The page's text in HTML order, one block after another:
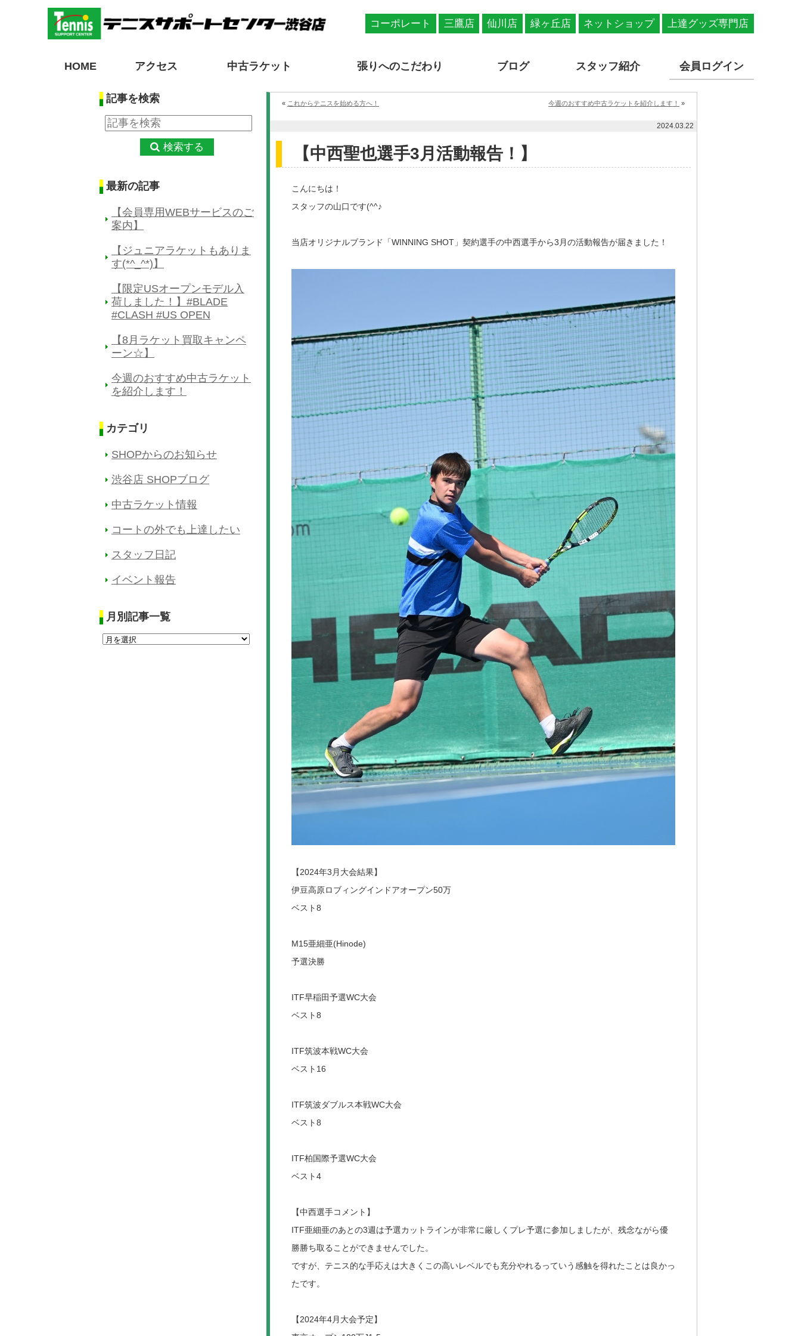
コーポレート 三鷹店 仙川店 緑ヶ丘店 ネットショップ 上達グッズ専門店
HOME アクセス 中古ラケット 張りへのこだわり ブログ スタッフ紹介 会員ログイン
記事を検索
検索する
最新の記事
【会員専用WEBサービスのご
案内】
【ジュニアラケットもありま
す(*^_^*)】
【限定USオープンモデル入
荷しました！】#BLADE
#CLASH #US OPEN
【8月ラケット買取キャンペ
ーン☆】
今週のおすすめ中古ラケット
を紹介します！
カテゴリ
SHOPからのお知らせ
渋谷店 SHOPブログ
中古ラケット情報
コートの外でも上達したい
スタッフ日記
イベント報告
月別記事一覧
« これからテニスを始める方へ！ 今週のおすすめ中古ラケットを紹介します！ »
2024.03.22
【中西聖也選手3月活動報告！】
こんにちは！
スタッフの山口です(^^♪
当店オリジナルブランド「WINNING SHOT」契約選手の中西選手から3月の活動報告が届きました！
【2024年3月大会結果】
伊豆高原ロブィングインドアオープン50万
ベスト8
M15亜細亜(Hinode)
予選決勝
ITF早稲田予選WC大会
ベスト8
ITF筑波本戦WC大会
ベスト16
ITF筑波ダブルス本戦WC大会
ベスト8
ITF柏国際予選WC大会
ベスト4
【中西選手コメント】
ITF亜細亜のあとの3週は予選カットラインが非常に厳しくプレ予選に参加しましたが、残念ながら優
勝勝ち取ることができませんでした。
ですが、テニス的な手応えは大きくこの高いレベルでも充分やれるっていう感触を得れたことは良かっ
たです。
【2024年4月大会予定】